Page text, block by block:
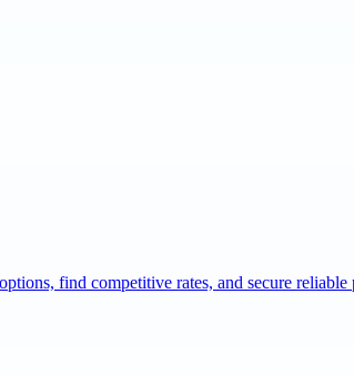
find competitive rates, and secure